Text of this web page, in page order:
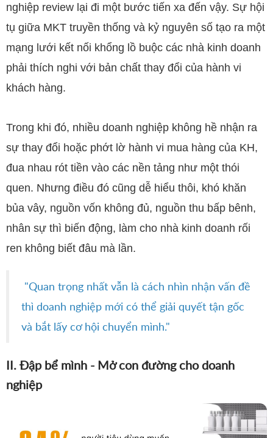
nghiệp review lại đi một bước tiến xa đến vậy. Sự hội
tụ giữa MKT truyền thống và kỷ nguyên số tạo ra một
mạng lưới kết nối khổng lồ buộc các nhà kinh doanh
phải thích nghi với bản chất thay đổi của hành vi
khách hàng.
Trong khi đó, nhiều doanh nghiệp không hề nhận ra
sự thay đổi hoặc phớt lờ hành vi mua hàng của KH,
đua nhau rót tiền vào các nền tảng như một thói
quen. Nhưng điều đó cũng dễ hiểu thôi, khó khăn
bủa vây, nguồn vốn không đủ, nguồn thu bấp bênh,
nhân sự thì biến động, làm cho nhà kinh doanh rối
ren không biết đâu mà lần.
"Quan trọng nhất vẫn là cách nhìn nhận vấn đề
thì doanh nghiệp mới có thể giải quyết tận gốc
và bắt lấy cơ hội chuyển mình."
II. Đập bể mình - Mở con đường cho doanh
nghiệp